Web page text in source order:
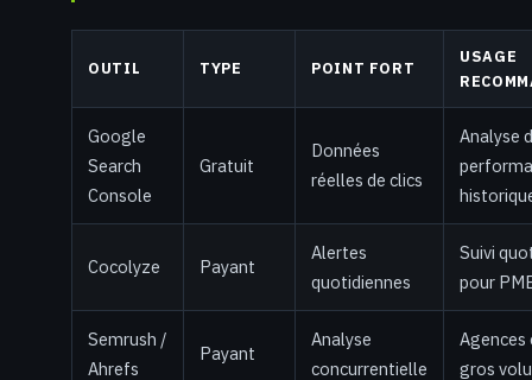
OUTIL TYPE POINT FORT
USAGE
Google
Search
Console
Gratuit
Données
réelles de clics
Analyse
Cocolyze Payant
Alertes
quotidiennes
Suivi
pour
Semrush /
Ahrefs
Payant
Analyse
concurrentielle
Agences
gros